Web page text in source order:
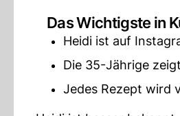
Das Wichtigste in
Heidi ist auf
Die 35-Jährige
Jedes Rezept wird